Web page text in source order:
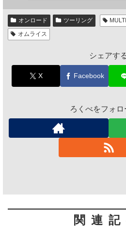
オンロード ツーリング
オムライス
シェアす
X Facebook
ろくべをフォロ
関連記